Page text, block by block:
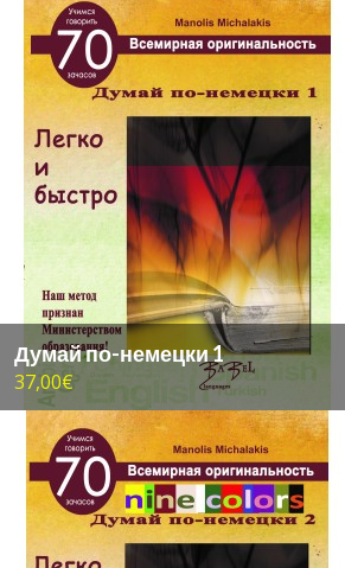
Думай по-немецки 1
37,00€